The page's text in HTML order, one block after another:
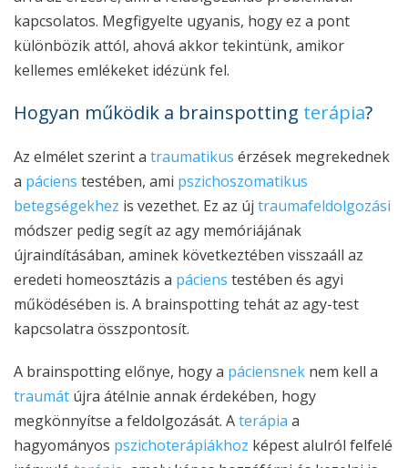
kapcsolatos. Megfigyelte ugyanis, hogy ez a pont
különbözik attól, ahová akkor tekintünk, amikor
kellemes emlékeket idézünk fel.
Hogyan működik a brainspotting terápia?
Az elmélet szerint a traumatikus érzések megrekednek
a páciens testében, ami pszichoszomatikus
betegségekhez is vezethet. Ez az új traumafeldolgozási
módszer pedig segít az agy memóriájának
újraindításában, aminek következtében visszaáll az
eredeti homeosztázis a páciens testében és agyi
működésében is. A brainspotting tehát az agy-test
kapcsolatra összpontosít.
A brainspotting előnye, hogy a páciensnek nem kell a
traumát újra átélnie annak érdekében, hogy
megkönnyítse a feldolgozását. Aterápia a
hagyományos pszichoterápiákhoz képest alulról felfelé